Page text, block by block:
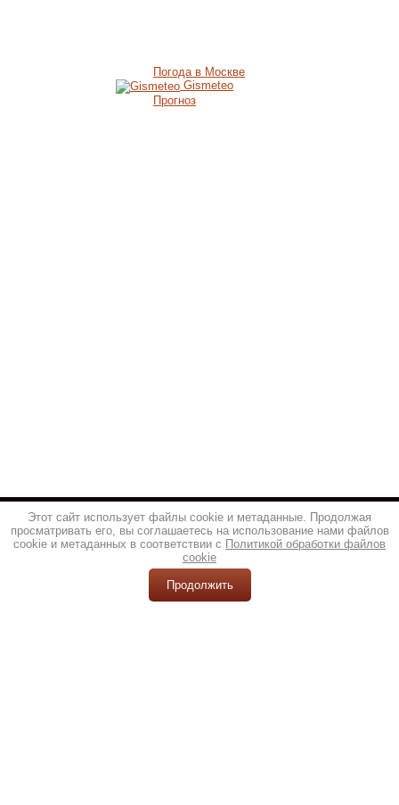
Погода в Москве
Gismeteo
Прогноз
Этот сайт использует файлы cookie и метаданные. Продолжая
просматривать его, вы соглашаетесь на использование нами файлов
cookie и метаданных в соответствии с Политикой обработки файлов
cookie
Продолжить